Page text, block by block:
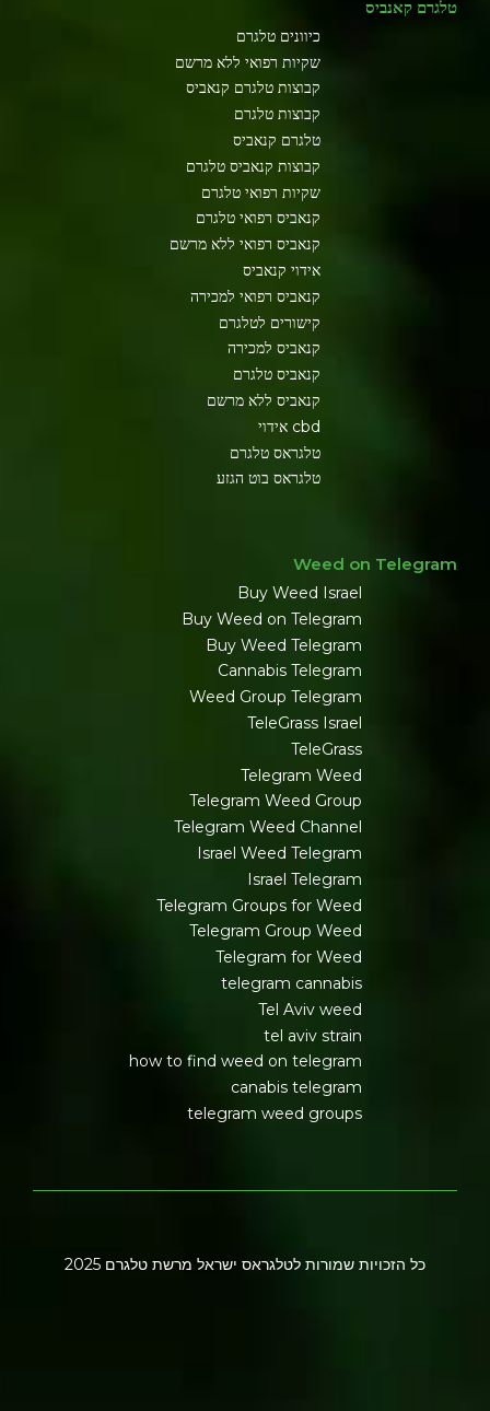
טלגרם קאנביס
כיוונים טלגרם
שקיות רפואי ללא מרשם
קבוצות טלגרם קנאביס
קבוצות טלגרם
טלגרם קנאביס
קבוצות קנאביס טלגרם
שקיות רפואי טלגרם
קנאביס רפואי טלגרם
קנאביס רפואי ללא מרשם
אידוי קנאביס
קנאביס רפואי למכירה
קישורים לטלגרם
קנאביס למכירה
קנאביס טלגרם
קנאביס ללא מרשם
cbd אידוי
טלגראס טלגרם
טלגראס בוט הגזע
Weed on Telegram
Buy Weed Israel
Buy Weed on Telegram
Buy Weed Telegram
Cannabis Telegram
Weed Group Telegram
TeleGrass Israel
TeleGrass
Telegram Weed
Telegram Weed Group
Telegram Weed Channel
Israel Weed Telegram
Israel Telegram
Telegram Groups for Weed
Telegram Group Weed
Telegram for Weed
telegram cannabis
Tel Aviv weed
tel aviv strain
how to find weed on telegram
canabis telegram
telegram weed groups
כל הזכויות שמורות לטלגראס ישראל מרשת טלגרם 2025